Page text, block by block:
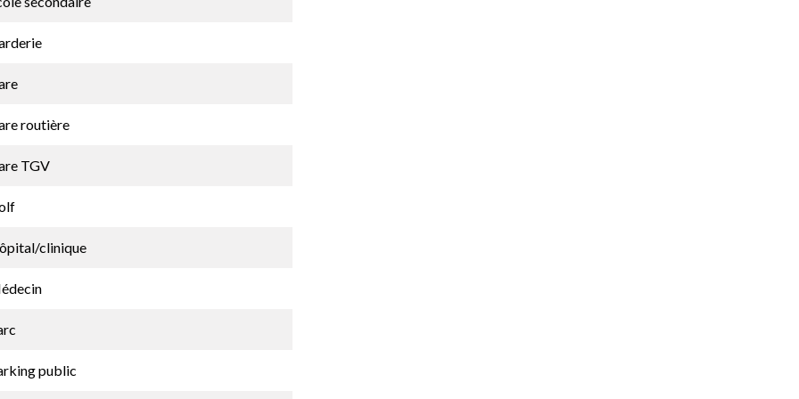
routière
TGV
clinique
public